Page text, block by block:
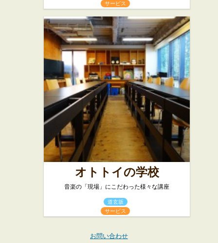
サービス
オトトイの学校
音楽の「現場」にこだわった様々な講座
道玄坂
サービス
お問い合わせ